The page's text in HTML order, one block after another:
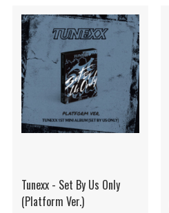
Tunexx - Set By Us Only
(Platform Ver.)